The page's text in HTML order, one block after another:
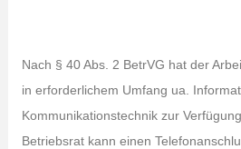
Nach § 40 Abs. 2 BetrVG hat der
in erforderlichem Umfang ua.
Kommunikationstechnik zur
Betriebsrat kann einen